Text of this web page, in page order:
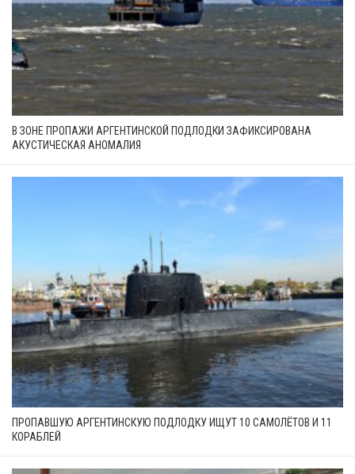
В ЗОНЕ ПРОПАЖИ АРГЕНТИНСКОЙ ПОДЛОДКИ ЗАФИКСИРОВАНА
АКУСТИЧЕСКАЯ АНОМАЛИЯ
ПРОПАВШУЮ АРГЕНТИНСКУЮ ПОДЛОДКУ ИЩУТ 10 САМОЛЁТОВ И 11
КОРАБЛЕЙ